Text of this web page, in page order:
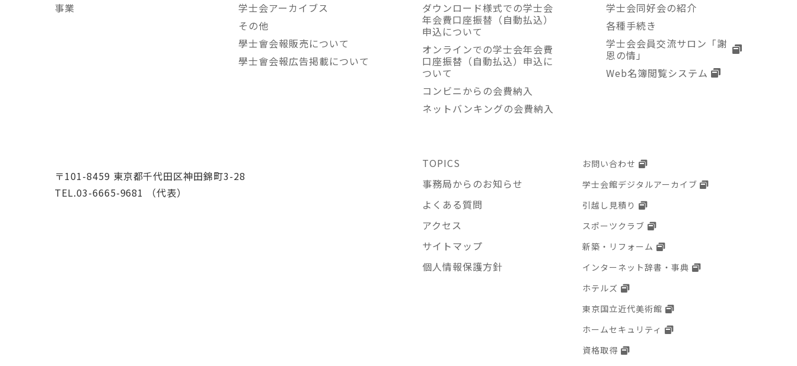
事業
学士会アーカイブス
その他
學士會会報販売について
學士會会報広告掲載について
ダウンロード様式での学士会
年会費口座振替（自動払込）
申込について
オンラインでの学士会年会費
口座振替（自動払込）申込に
ついて
コンビニからの会費納入
ネットバンキングの会費納入
学士会同好会の紹介
各種手続き
学士会会員交流サロン「謝
恩の情」
Web名簿閲覧システム
〒101-8459 東京都千代田区神田錦町3-28
TEL.03-6665-9681 （代表）
TOPICS
事務局からのお知らせ
よくある質問
アクセス
サイトマップ
個人情報保護方針
お問い合わせ
学士会館デジタルアーカイブ
引越し見積り
スポーツクラブ
新築・リフォーム
インターネット辞書・事典
ホテルズ
東京国立近代美術館
ホームセキュリティ
資格取得